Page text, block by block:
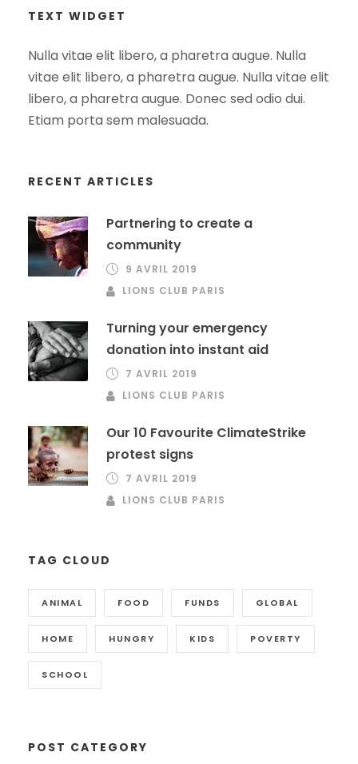
TEXT WIDGET
Nulla vitae elit libero, a pharetra augue. Nulla
vitae elit libero, a pharetra augue. Nulla vitae elit
libero, a pharetra augue. Donec sed odio dui.
Etiam porta sem malesuada.
RECENT ARTICLES
Partnering to create a
community
9 AVRIL 2019
LIONS CLUB PARIS
Turning your emergency
donation into instant aid
7 AVRIL 2019
LIONS CLUB PARIS
Our 10 Favourite ClimateStrike
protest signs
7 AVRIL 2019
LIONS CLUB PARIS
TAG CLOUD
ANIMAL FOOD FUNDS GLOBAL
HOME HUNGRY KIDS POVERTY
SCHOOL
POST CATEGORY